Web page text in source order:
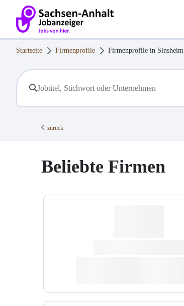
Startseite Firmenprofile Firmenprofile in Sinsheim
zurück
Beliebte Firmen